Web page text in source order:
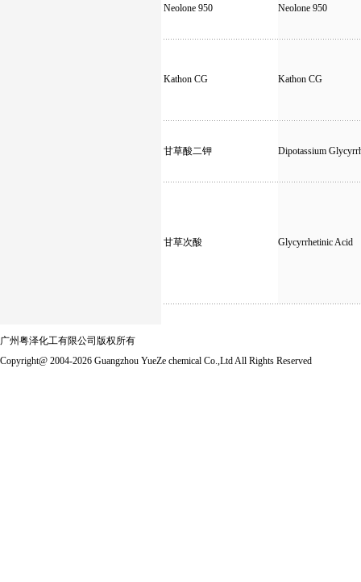
Neolone 950 Neolone 950
Kathon CG Kathon CG
甘草酸二钾 Dipotassium
甘草次酸 Glycyrrhetinic Acid
广州粤泽化工有限公司版权所有
Copyright@ 2004-2026 Guangzhou YueZe chemical Co.,Ltd All Rights Reserved